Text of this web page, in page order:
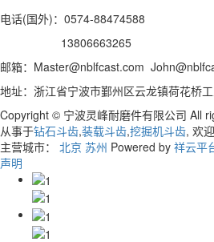
电话(国外)：0574-88474588
13806663265
邮箱：Master@nblfcast.com
地址：浙江省宁波市鄞州区云龙镇荷花桥
Copyright © 宁波灵峰耐磨件有限公司 All
从事于钻石斗齿,装载斗齿,挖掘机斗齿, 欢
主营城市： 北京 苏州 Powered by 祥云平
声明